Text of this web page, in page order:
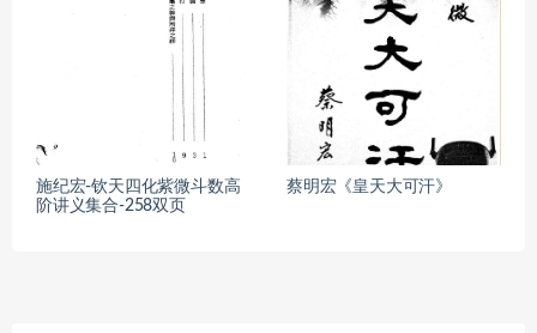
施纪宏-钦天四化紫微斗数高
阶讲义集合-258双页
蔡明宏《皇天大可汗》